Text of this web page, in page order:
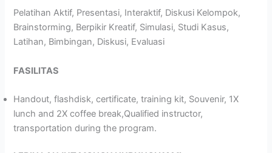
Pelatihan Aktif, Presentasi, Interaktif, Diskusi Kelompok,
Brainstorming, Berpikir Kreatif, Simulasi, Studi Kasus,
Latihan, Bimbingan, Diskusi, Evaluasi
FASILITAS
Handout, flashdisk, certificate, training kit, Souvenir, 1X
lunch and 2X coffee break,Qualified instructor,
transportation during the program.